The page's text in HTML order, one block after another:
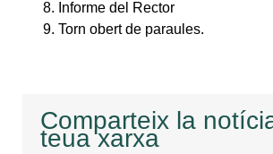
Informe del Rector
Torn obert de paraules.
Comparteix la
teua xarxa